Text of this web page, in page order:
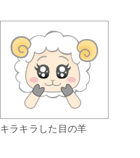
キラキラした目の羊